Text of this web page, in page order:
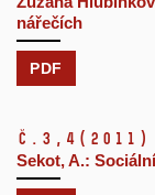
nářečích
PDF
č.3,4 (2011)
Sekot, A.: